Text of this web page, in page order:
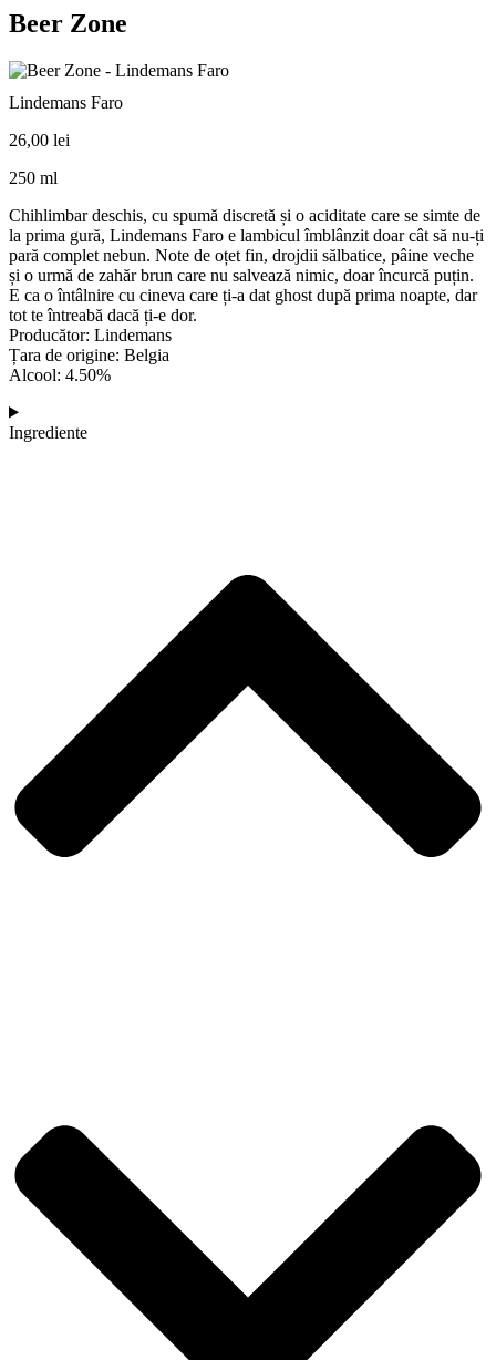
Beer Zone
Lindemans Faro
26,00 lei
250 ml
Chihlimbar deschis, cu spumă discretă și o aciditate care se simte de
la prima gură, Lindemans Faro e lambicul îmblânzit doar cât să nu-ți
pară complet nebun. Note de oțet fin, drojdii sălbatice, pâine veche
și o urmă de zahăr brun care nu salvează nimic, doar încurcă puțin.
E ca o întâlnire cu cineva care ți-a dat ghost după prima noapte, dar
tot te întreabă dacă ți-e dor.
Producător: Lindemans
Țara de origine: Belgia
Alcool: 4.50%
Ingrediente